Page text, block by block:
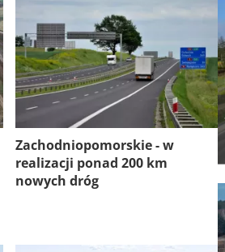
Zachodniopomorskie - w
realizacji ponad 200 km
nowych dróg